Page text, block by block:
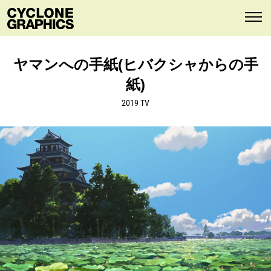
ヤマンへの手紙(ヒバクシャからの手
紙)
2019 TV